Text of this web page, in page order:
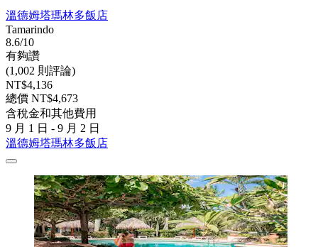
溫德姆塔瑪林多飯店
Tamarindo
8.6/10
有夠讚
(1,002 則評論)
NT$4,136
總價 NT$4,673
含稅金和其他費用
9 月 1 日 - 9 月 2 日
溫德姆塔瑪林多飯店